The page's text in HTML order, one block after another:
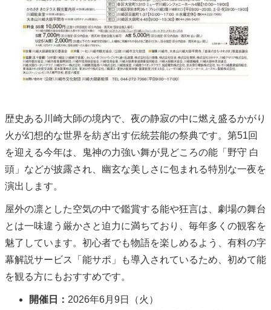
歴史ある川崎大師の境内で、夜の静寂の中に燃え盛るかがり
火が幻想的な世界を紡ぎ出す伝統芸能の祭典です。第51回
を迎える今年は、鬼神の力強い舞が見どころの能「野守 白
頭」などが披露され、幽玄な美しさに包まれる特別な一夜を
演出します。
屋外の凛とした空気の中で鑑賞する能や狂言は、劇場の舞台
とは一味違う厳かさと迫力に満ちており、毎年多くの観客を
魅了しています。初心者でも物語を楽しめるよう、有料の字
幕解説サービス「能サポ」も導入されているため、初めて能
を観る方にもおすすめです。
開催日： 2026年6月9日（火）